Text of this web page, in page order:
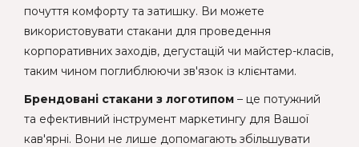
почуття комфорту та затишку. Ви можете
використовувати стакани для проведення
корпоративних заходів, дегустацій чи майстер-класів,
таким чином поглиблюючи зв'язок із клієнтами.
Брендовані стакани з логотипом – це потужний
та ефективний інструмент маркетингу для Вашої
кав'ярні. Вони не лише допомагають збільшувати